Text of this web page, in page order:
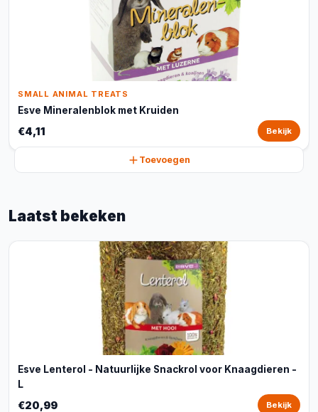
SMALL ANIMAL TREATS
Esve Mineralenblok met Kruiden
€4,11 Bekijk
Toevoegen
Laatst bekeken
Esve Lenterol - Natuurlijke Snackrol voor Knaagdieren -
L
€20,99 Bekijk